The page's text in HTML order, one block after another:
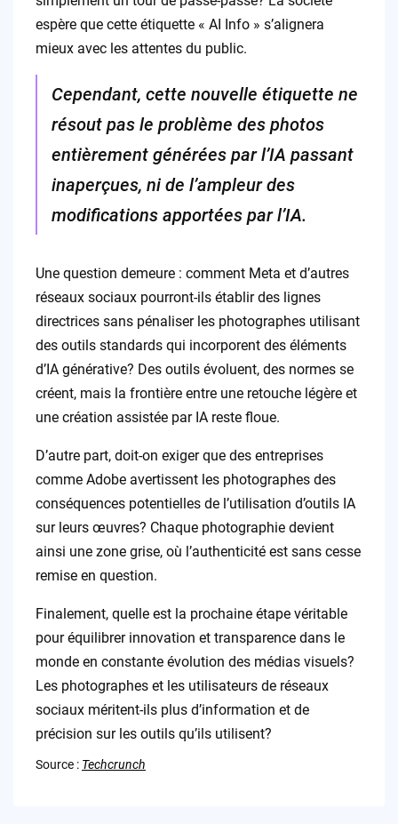
espère que cette étiquette « AI Info » s’alignera
mieux avec les attentes du public.
Cependant, cette nouvelle étiquette ne
résout pas le problème des photos
entièrement générées par l’IA passant
inaperçues, ni de l’ampleur des
modifications apportées par l’IA.
Une question demeure : comment Meta et d’autres
réseaux sociaux pourront-ils établir des lignes
directrices sans pénaliser les photographes utilisant
des outils standards qui incorporent des éléments
d’IA générative? Des outils évoluent, des normes se
créent, mais la frontière entre une retouche légère et
une création assistée par IA reste floue.
D’autre part, doit-on exiger que des entreprises
comme Adobe avertissent les photographes des
conséquences potentielles de l’utilisation d’outils IA
sur leurs œuvres? Chaque photographie devient
ainsi une zone grise, où l’authenticité est sans cesse
remise en question.
Finalement, quelle est la prochaine étape véritable
pour équilibrer innovation et transparence dans le
monde en constante évolution des médias visuels?
Les photographes et les utilisateurs de réseaux
sociaux méritent-ils plus d’information et de
précision sur les outils qu’ils utilisent?
Source : Techcrunch